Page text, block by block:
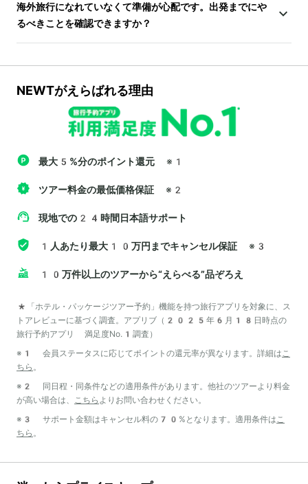
海外旅行になれていなくて準備が心配です。出発までにや
るべきことを確認できますか？
NEWTがえらばれる理由
最大5%分のポイント還元 ※1
ツアー料金の最低価格保証 ※2
現地での24時間日本語サポート
1人あたり最大10万円までキャンセル保証 ※3
10万件以上のツアーから“えらべる”品ぞろえ
*「ホテル・パッケージツアー予約」機能を持つ旅行アプリを対象に、ス
トアレビューに基づく調査。アプリブ（2025年6月18日時点の
旅行予約アプリ 満足度No.1調査）
※1 会員ステータスに応じてポイントの還元率が異なります。詳細は こ
ちら 。
※2 同日程・同条件などの適用条件があります。他社のツアーより料金
が高い場合は、
こちら よりお問い合わせください。
※3 サポート金額はキャンセル料の70%となります。適用条件は こ
ちら 。